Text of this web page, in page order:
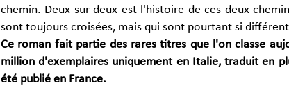
chemin. Deux sur deux est l'histoire de ces deux
sont toujours croisées, mais qui sont pourtant si
Ce roman fait partie des rares titres que l'on classe
million d'exemplaires uniquement en Italie, traduit en
été publié en France.